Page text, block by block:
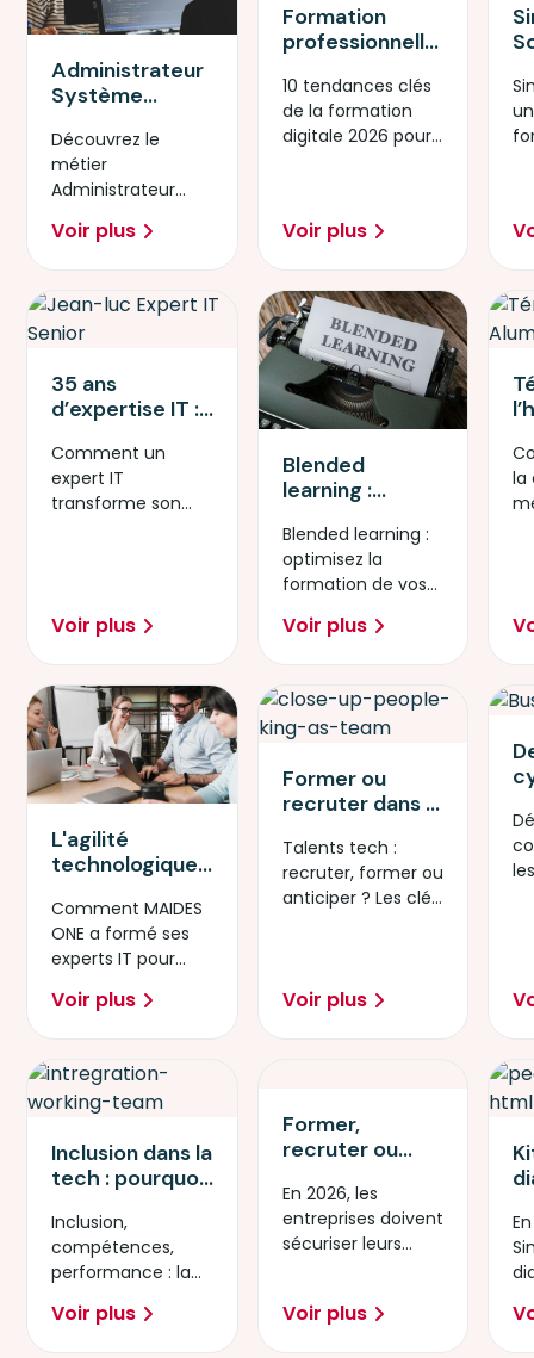
Administrateur
Système
métier clé de la
transformation
digitale
Découvrez le
métier
Administrateur
Voir plus
Formation
professionnelle
2026 : 10
tendances qui
impactent les
10 tendances clés
de la formation
digitale 2026 pour
Voir plus
35 ans
d’expertise IT :
l’aboutissement
logique d’une
carrière ?
Comment un
expert IT
transforme son
Voir plus
Blended
learning :
avantages et
chiffres clés en
2026
Blended learning :
optimisez la
formation de vos
avec un modèle
hybride.
Voir plus
la
L'agilité
technologique :
moteur de
compétitivité
pour nos
entreprises
réunionnaises ?
Comment MAIDES
ONE a formé ses
experts IT pour
et booster la
compétitivité l
Voir plus
Former ou
recruter dans la
délais et ROI –
le comparatif
que les RH
Talents tech :
recruter, former ou
anticiper ? Les clés
Voir plus
Inclusion dans la
tech : pourquoi
misent sur les
femmes et les
personnes en
situation de
handicap (PSH)
Inclusion,
compétences,
performance : la
RH face à la
pénurie de talents
Voir plus
Former,
recruter ou
comment
sécuriser
(durablement)
compétences
numériques de
votre
En 2026, les
entreprises doivent
sécuriser leurs
former, recruter,
Voir plus